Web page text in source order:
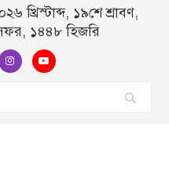
খ্রিস্টাব্দ, ১৯শে শ্রাবণ,
১৪৪৮ হিজরি